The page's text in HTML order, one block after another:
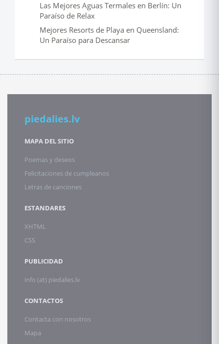
Las Mejores Aguas Termales en Berlín: Un
Paraíso de Relax
Mejores Resorts de Playa en Queensland:
Un Paraíso para Descansar
piedalies.lv
MAPA DEL SITIO
Poemas y deseos
Felicitaciones de cumpleanos
Letras de canciones
ESTANDARES
XHTML
CSS
PUBLICIDAD
info (at) piedalies.lv
CONTACTOS
Contacta con nosotros
Mapa